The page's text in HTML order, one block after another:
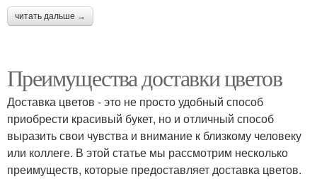
читать дальше →
Преимущества доставки цветов
Доставка цветов - это не просто удобный способ
приобрести красивый букет, но и отличный способ
выразить свои чувства и внимание к близкому человеку
или коллеге. В этой статье мы рассмотрим несколько
преимуществ, которые предоставляет доставка цветов.